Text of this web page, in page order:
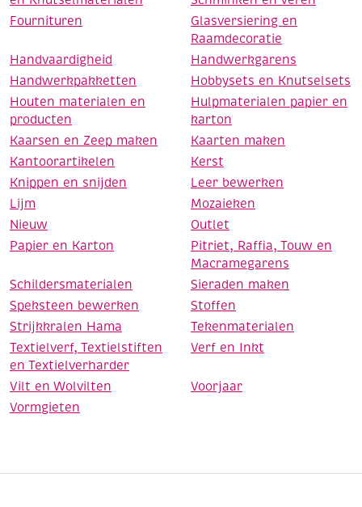
Fournituren
Glasversiering en
Raamdecoratie
Handvaardigheid
Handwerkgarens
Handwerkpakketten
Hobbysets en Knutselsets
Houten materialen en
producten
Hulpmaterialen papier en
karton
Kaarsen en Zeep maken
Kaarten maken
Kantoorartikelen
Kerst
Knippen en snijden
Leer bewerken
Lijm
Mozaieken
Nieuw
Outlet
Papier en Karton
Pitriet, Raffia, Touw en
Macramegarens
Schildersmaterialen
Sieraden maken
Speksteen bewerken
Stoffen
Strijkkralen Hama
Tekenmaterialen
Textielverf, Textielstiften
en Textielverharder
Verf en Inkt
Vilt en Wolvilten
Voorjaar
Vormgieten